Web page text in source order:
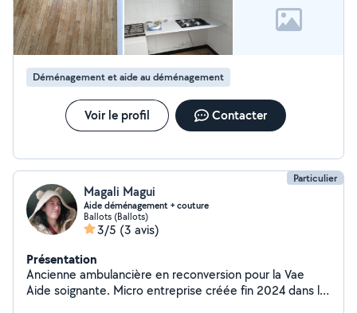
Déménagement et aide au déménagement
Voir le profil Contacter
Particulier
Magali Magui
Aide déménagement + couture
Ballots (Ballots)
3/5 (3 avis)
Présentation
Ancienne ambulancière en reconversion pour la Vae
Aide soignante. Micro entreprise créée fin 2024 dans le